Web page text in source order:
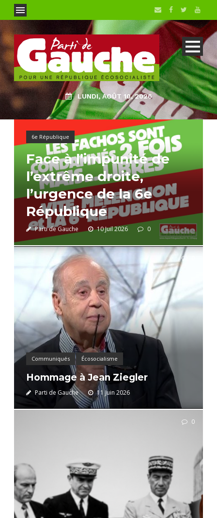
LUNDI, AOÛT 10, 2026
6e République
Face à l’impunité de
l’extrême droite,
l’urgence de la 6e
République
Parti de Gauche 10 Juil 2026 0
Communiqués Écosocialisme
Hommage à Jean Ziegler
Parti de Gauche 11 Juin 2026
0